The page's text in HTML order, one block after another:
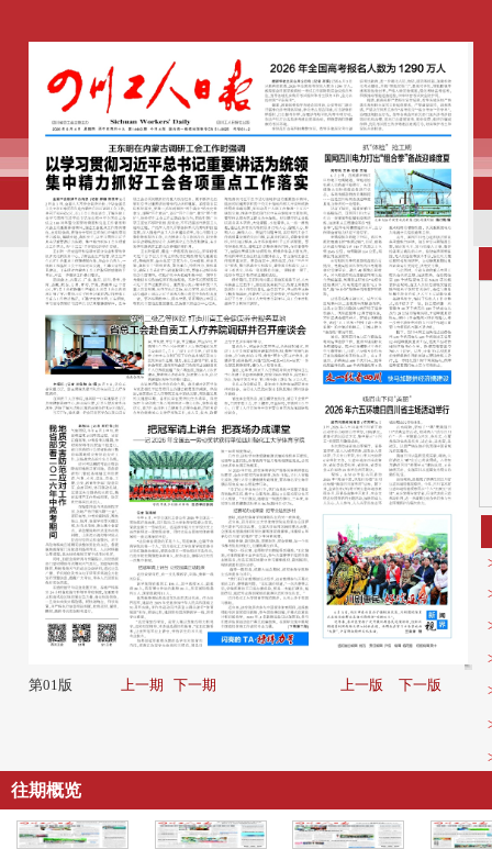
第01版 上一期 下一期 上一版 下一版
往期概览